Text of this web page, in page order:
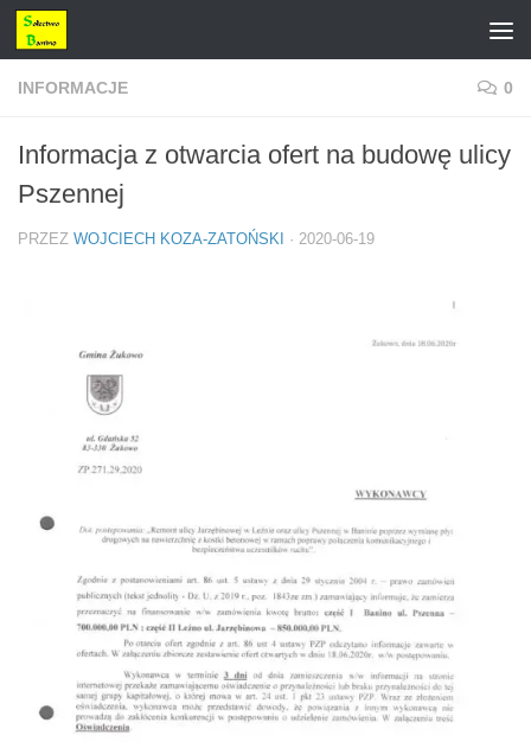
Przejdź do treści
INFORMACJE 0
Informacja z otwarcia ofert na budowę ulicy
Pszennej
PRZEZ WOJCIECH KOZA-ZATOŃSKI · 2020-06-19